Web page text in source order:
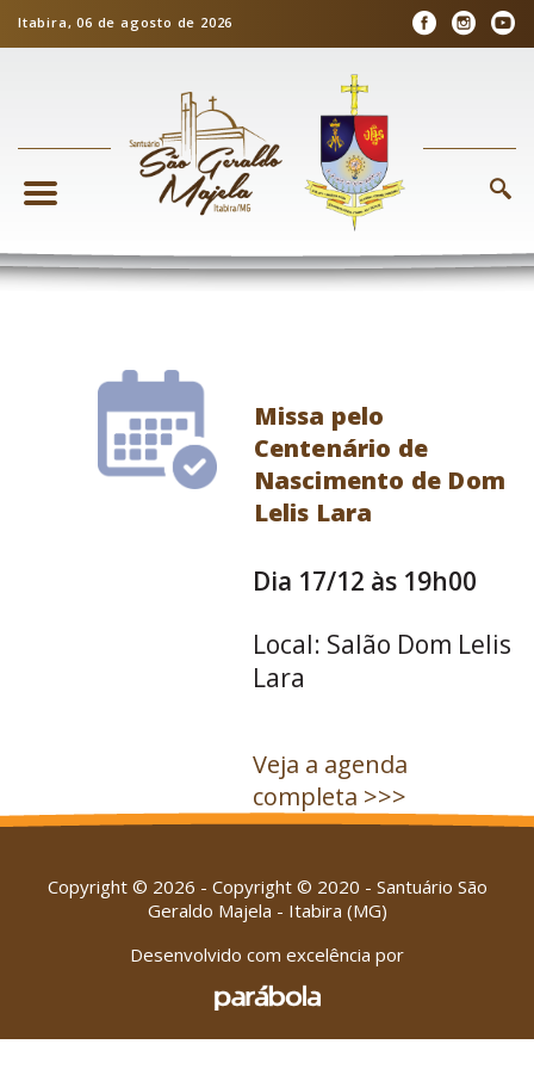
Itabira, 06 de agosto de 2026
Missa pelo
Centenário de
Nascimento de Dom
Lelis Lara
Dia 17/12 às 19h00
Local: Salão Dom Lelis
Lara
Veja a agenda
completa >>>
Copyright © 2026 - Copyright © 2020 - Santuário São
Geraldo Majela - Itabira (MG)
Desenvolvido com excelência por